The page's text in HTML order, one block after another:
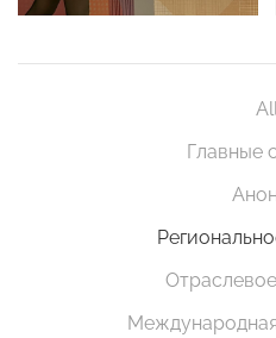
Главные